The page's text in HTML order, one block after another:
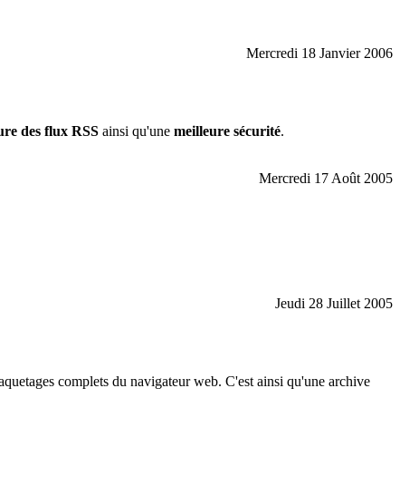
Mercredi 18 Janvier 2006
des flux RSS ainsi qu'une meilleure sécurité.
Mercredi 17 Août 2005
Jeudi 28 Juillet 2005
complets du navigateur web. C'est ainsi qu'une archive